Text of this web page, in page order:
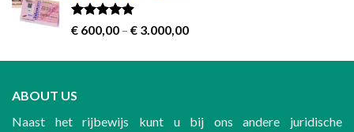
€ 700,00
Rated4.60
out of 5
€ 600,00 – € 3.000,00Price
€ 600,00
ABOUT US
Naast het rijbewijs kunt u bij ons andere juridische